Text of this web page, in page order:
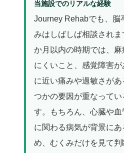
当施設でのリアルな経験
Journey Rehabでも、脳
みはしばしば相談され
か月以内の時期では、
にくいこと、感覚障害
に近い痛みや過敏さがあ
つかの要因が重なってい
す。もちろん、心臓や
に関わる病気が背景に
め、むくみだけを見て